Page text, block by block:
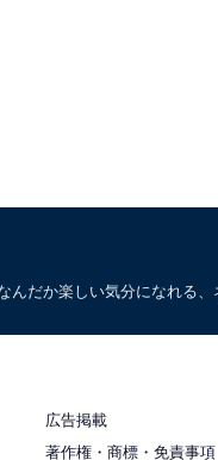
だか楽しい気分になれる
広告掲載
著作権・商標・免責事項